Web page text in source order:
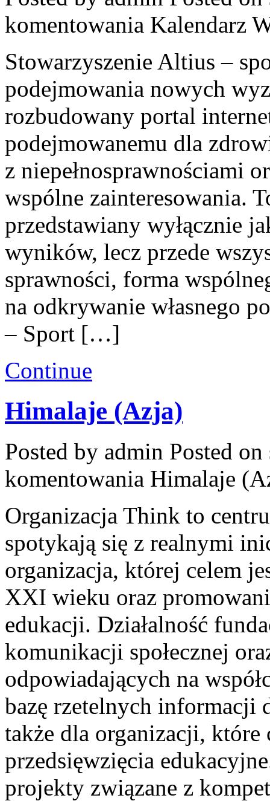
komentowania Kalendarz
Stowarzyszenie Altius –
podejmowania nowych
rozbudowany portal
podejmowanemu dla
z niepełnosprawnościami
wspólne zainteresowania.
przedstawiany wyłącznie
wyników, lecz przede
sprawności, forma
na odkrywanie własnego
– Sport […]
Continue
Himalaje (Azja)
Posted by admin Posted
komentowania Himalaje
Organizacja Think to
spotykają się z realnymi
organizacja, której celem
XXI wieku oraz
edukacji. Działalność
komunikacji społecznej
odpowiadających na
bazę rzetelnych informacji
także dla organizacji,
przedsięwzięcia
projekty związane z